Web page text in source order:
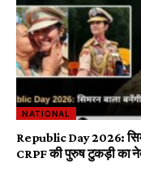
NATIONAL
Republic Day 2026:
CRPF की पुरुष टुकड़ी का